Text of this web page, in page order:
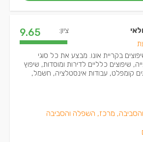
ציון: 9.65
בקריית אונו. מבצע את כל סוגי
שיפוצים כלליים לדירות ומוסדות, שיפוץ
קומפלט, עבודות אינסטלציה, חשמל,
מרכז, השפלה והסביבה